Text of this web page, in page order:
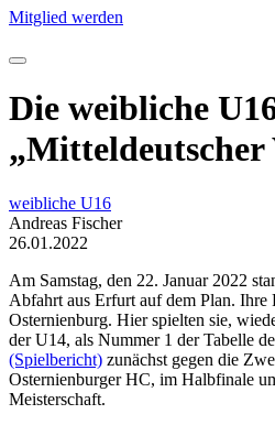
Mitglied werden
Die weibliche
„Mitteldeutscher
weibliche U16
Andreas Fischer
26.01.2022
Am Samstag, den 22. Januar 2022
Abfahrt aus Erfurt auf dem Plan. Ihre
Osternienburg. Hier spielten sie,
der U14, als Nummer 1 der Tabelle
(Spielbericht) zunächst gegen die
Osternienburger HC, im Halbfinale
Meisterschaft.